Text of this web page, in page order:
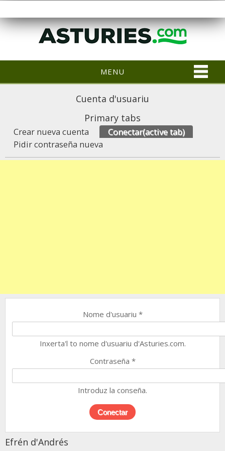
MENU
Cuenta d'usuariu
Primary tabs
Crear nueva cuenta Conectar(active tab)
Pidir contraseña nueva
Nome d'usuariu *
Inxerta'l to nome d'usuariu d'Asturies.com.
Contraseña *
Introduz la conseña.
Efrén d'Andrés